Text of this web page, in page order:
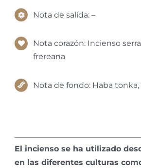
Nota de salida: –
Nota corazón: Incienso
frereana
Nota de fondo: Haba
El incienso se ha utilizado
en las diferentes culturas